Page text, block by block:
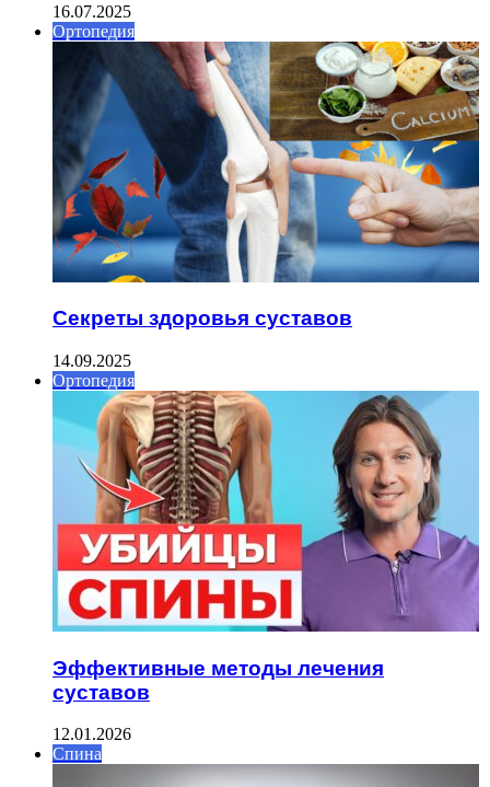
16.07.2025
Ортопедия
Секреты здоровья суставов
14.09.2025
Ортопедия
Эффективные методы лечения
суставов
12.01.2026
Спина